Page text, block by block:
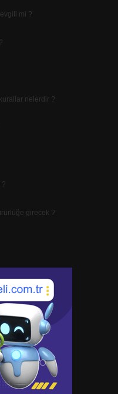
mi ?
nelerdir ?
?
girecek ?